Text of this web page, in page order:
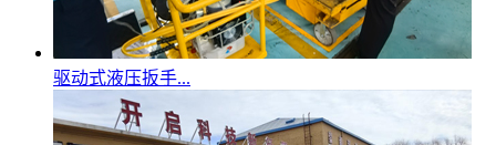
驱动式液压扳手...